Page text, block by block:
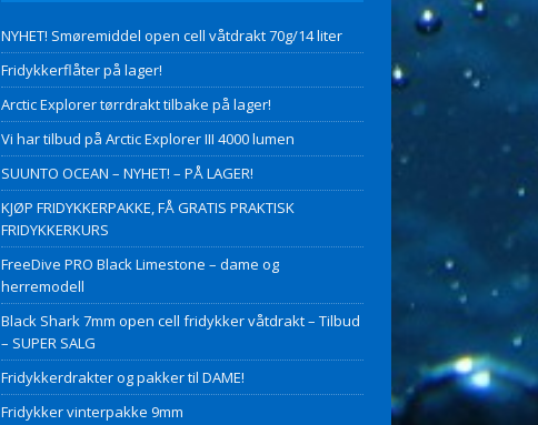
NYHET! Smøremiddel open cell våtdrakt 70g/14 liter
Fridykkerflåter på lager!
Arctic Explorer tørrdrakt tilbake på lager!
Vi har tilbud på Arctic Explorer III 4000 lumen
SUUNTO OCEAN – NYHET! – PÅ LAGER!
KJØP FRIDYKKERPAKKE, FÅ GRATIS PRAKTISK
FRIDYKKERKURS
FreeDive PRO Black Limestone – dame og
herremodell
Black Shark 7mm open cell fridykker våtdrakt – Tilbud
– SUPER SALG
Fridykkerdrakter og pakker til DAME!
Fridykker vinterpakke 9mm